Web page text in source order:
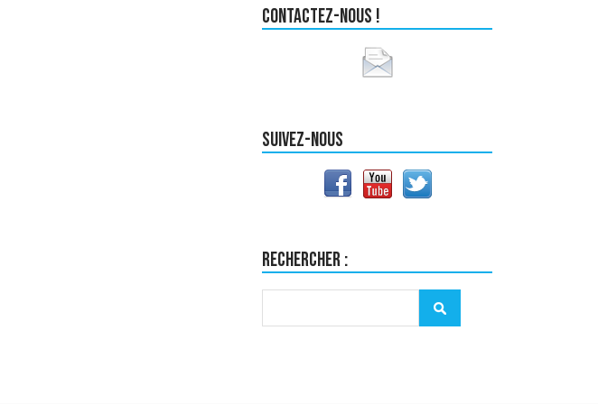
Contactez-nous !
Suivez-nous
Rechercher :